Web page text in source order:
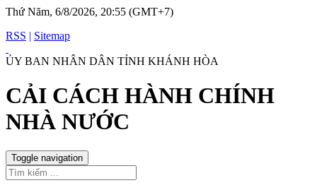
Thứ Năm, 6/8/2026, 20:55 (GMT+7)
RSS | Sitemap
ỦY BAN NHÂN DÂN TỈNH KHÁNH HÒA
CẢI CÁCH HÀNH CHÍNH
NHÀ NƯỚC
Toggle navigation